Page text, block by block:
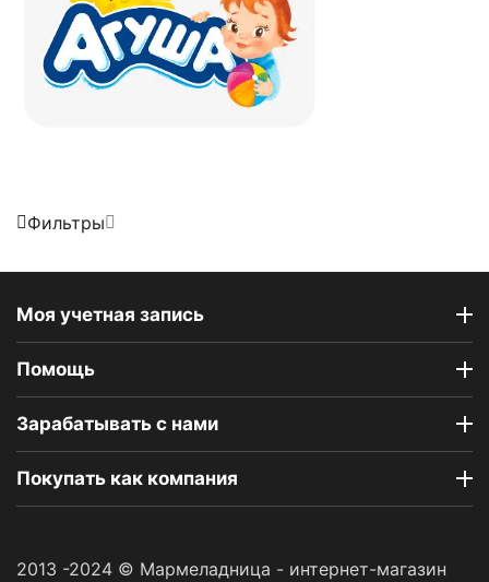
Фильтры
Моя учетная запись
Помощь
Зарабатывать с нами
Покупать как компания
2013 -2024 © Мармеладница - интернет-магазин